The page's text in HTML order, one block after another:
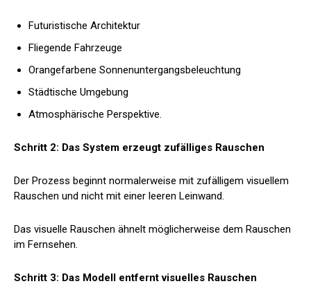
Futuristische Architektur
Fliegende Fahrzeuge
Orangefarbene Sonnenuntergangsbeleuchtung
Städtische Umgebung
Atmosphärische Perspektive.
Schritt 2: Das System erzeugt zufälliges Rauschen
Der Prozess beginnt normalerweise mit zufälligem visuellem
Rauschen und nicht mit einer leeren Leinwand.
Das visuelle Rauschen ähnelt möglicherweise dem Rauschen
im Fernsehen.
Schritt 3: Das Modell entfernt visuelles Rauschen